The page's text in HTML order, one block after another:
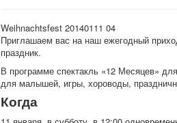
Weihnachtsfest 20140111 04
Приглашаем вас на наш ежегодный
праздник.
В программе спектакль «12 Месяцев»
для малышей, игры, хороводы,
Когда